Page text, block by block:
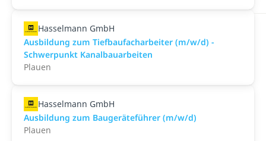
Hasselmann GmbH
Ausbildung zum Tiefbaufacharbeiter (m/w/d) -
Schwerpunkt Kanalbauarbeiten
Plauen
Hasselmann GmbH
Ausbildung zum Baugeräteführer (m/w/d)
Plauen